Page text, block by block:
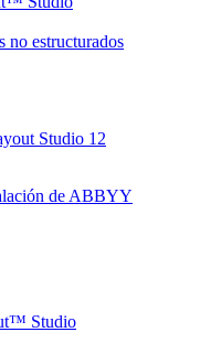
no estructurados
Studio 12
de ABBYY
Studio